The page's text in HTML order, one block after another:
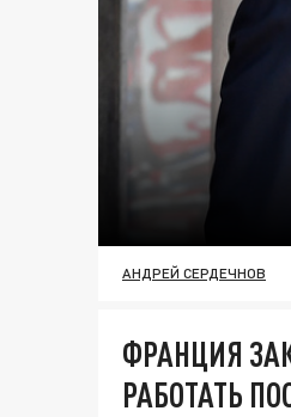
АНДРЕЙ СЕРДЕЧНОВ
ФРАНЦИЯ
РАБОТАТЬ